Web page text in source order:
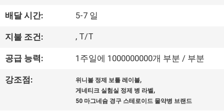
공
장
여
행
배달 시간: 5-7 일
지불 조건: , T/T
공급 능력: 1주일에 1000000000개 부분 / 부분
강조점: 위니볼 정제 보틀 레이블,
게네티크 실험실 정제 병 라벨,
50 마그네슘 경구 스테로이드 물약병 브랜드